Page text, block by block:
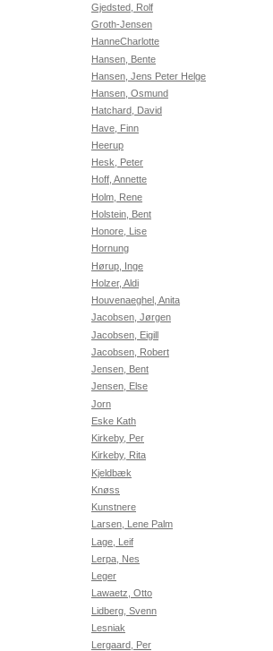
Gjedsted, Rolf
Groth-Jensen
HanneCharlotte
Hansen, Bente
Hansen, Jens Peter Helge
Hansen, Osmund
Hatchard, David
Have, Finn
Heerup
Hesk, Peter
Hoff, Annette
Holm, Rene
Holstein, Bent
Honore, Lise
Hornung
Hørup, Inge
Holzer, Aldi
Houvenaeghel, Anita
Jacobsen, Jørgen
Jacobsen, Eigill
Jacobsen, Robert
Jensen, Bent
Jensen, Else
Jorn
Eske Kath
Kirkeby, Per
Kirkeby, Rita
Kjeldbæk
Knøss
Kunstnere
Larsen, Lene Palm
Lage, Leif
Lerpa, Nes
Leger
Lawaetz, Otto
Lidberg, Svenn
Lesniak
Lergaard, Per